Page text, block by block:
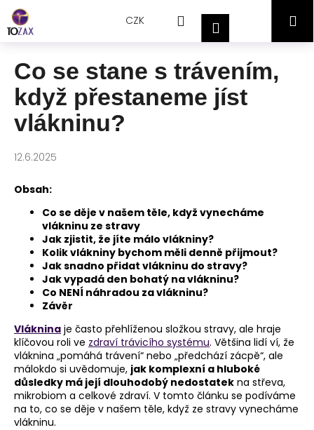
Přejít
obsah
CZK HledatPřihlášeníNákupní
košík
Co se stane s trávením,
když přestaneme jíst
vlákninu?
12.6.2025
Obsah:
Co se děje v našem těle, když vynecháme
vlákninu ze stravy
Jak zjistit, že jíte málo vlákniny?
Kolik vlákniny bychom měli denně přijmout?
Jak snadno přidat vlákninu do stravy?
Jak vypadá den bohatý na vlákninu?
Co NENÍ náhradou za vlákninu?
Závěr
Vláknina je často přehlíženou složkou stravy, ale hraje
klíčovou roli ve zdraví trávicího systému. Většina lidí ví, že
vláknina „pomáhá trávení“ nebo „předchází zácpě“, ale
málokdo si uvědomuje, jak komplexní a hluboké
důsledky má její dlouhodobý nedostatek na střeva,
mikrobiom a celkové zdraví. V tomto článku se podíváme
na to, co se děje v našem těle, když ze stravy vynecháme
vlákninu.
o
C
o
o
t
e
a
j
í
t
?